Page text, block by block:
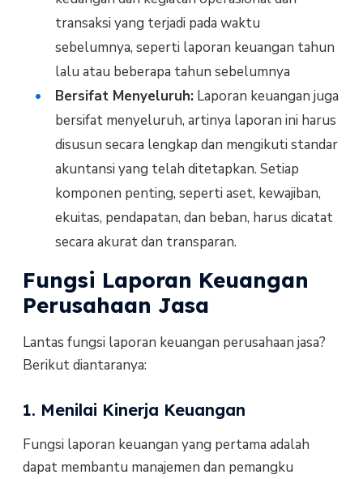
transaksi yang terjadi pada waktu
sebelumnya, seperti laporan keuangan tahun
lalu atau beberapa tahun sebelumnya
Bersifat Menyeluruh:Laporan keuangan juga
bersifat menyeluruh, artinya laporan ini harus
disusun secara lengkap dan mengikuti standar
akuntansi yang telah ditetapkan. Setiap
komponen penting, seperti aset, kewajiban,
ekuitas, pendapatan, dan beban, harus dicatat
secara akurat dan transparan.
Fungsi Laporan Keuangan
Perusahaan Jasa
Lantas fungsi laporan keuangan perusahaan jasa?
Berikut diantaranya:
1. Menilai Kinerja Keuangan
Fungsi laporan keuangan yang pertama adalah
dapat membantu manajemen dan pemangku